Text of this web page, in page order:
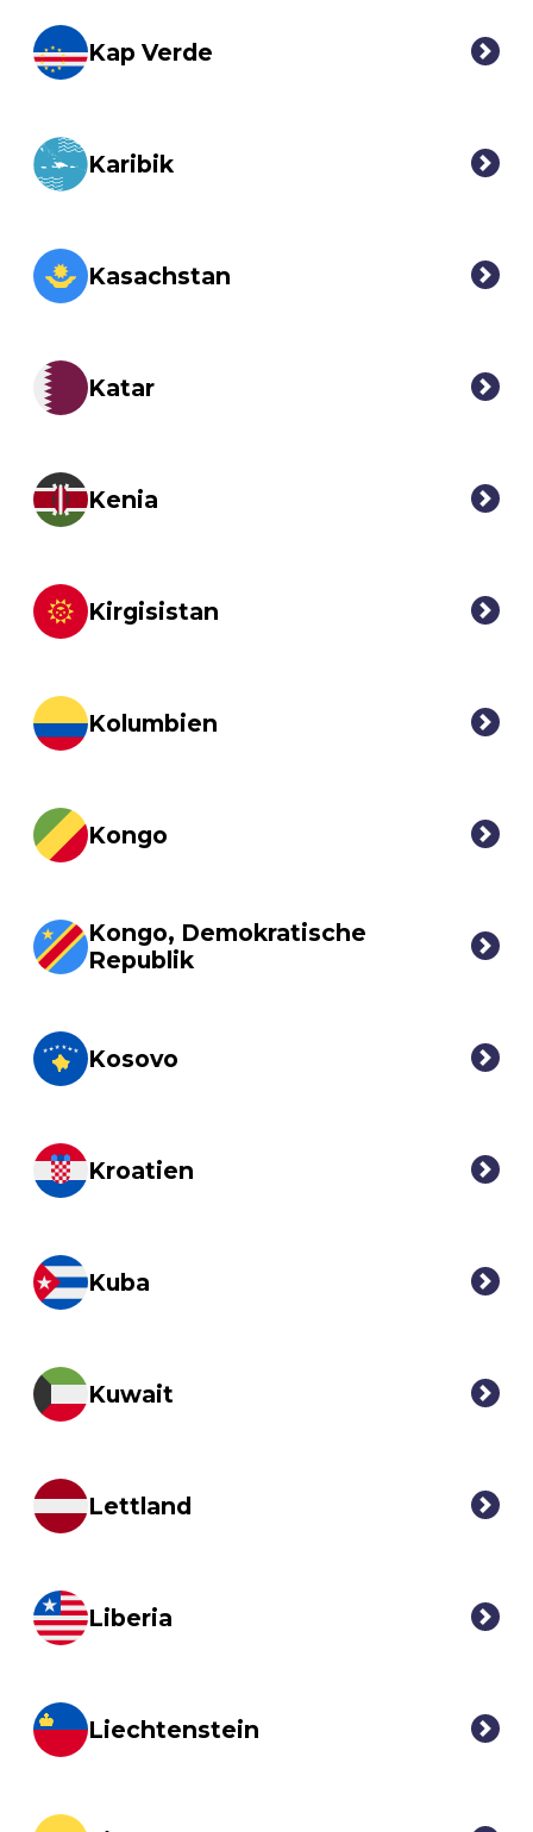
Kap Verde
Karibik
Kasachstan
Katar
Kenia
Kirgisistan
Kolumbien
Kongo
Kongo, Demokratische
Republik
Kosovo
Kroatien
Kuba
Kuwait
Lettland
Liberia
Liechtenstein